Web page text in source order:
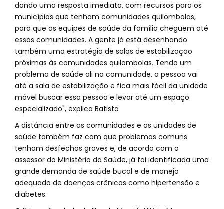
dando uma resposta imediata, com recursos para os
municípios que tenham comunidades quilombolas,
para que as equipes de saúde da família cheguem até
essas comunidades. A gente já está desenhando
também uma estratégia de salas de estabilização
próximas às comunidades quilombolas. Tendo um
problema de saúde ali na comunidade, a pessoa vai
até a sala de estabilização e fica mais fácil da unidade
móvel buscar essa pessoa e levar até um espaço
especializado", explica Batista
A distância entre as comunidades e as unidades de
saúde também faz com que problemas comuns
tenham desfechos graves e, de acordo com o
assessor do Ministério da Saúde, já foi identificada uma
grande demanda de saúde bucal e de manejo
adequado de doenças crônicas como hipertensão e
diabetes.